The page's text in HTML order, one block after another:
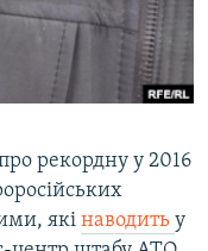
рекордну у 2016
які наводить у